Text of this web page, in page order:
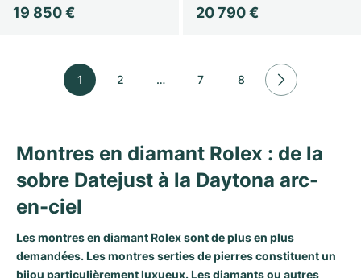
19 850 € 20 790 €
1 2 … 7 8
Montres en diamant Rolex : de la
sobre Datejust à la Daytona arc-
en-ciel
Les montres en diamant Rolex sont de plus en plus
demandées. Les montres serties de pierres constituent un
bijou particulièrement luxueux. Les diamants ou autres